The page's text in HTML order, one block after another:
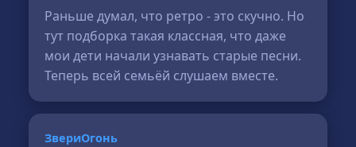
Раньше думал, что ретро - это скучно. Но
тут подборка такая классная, что даже
мои дети начали узнавать старые песни.
Теперь всей семьёй слушаем вместе.
ЗвериОгонь